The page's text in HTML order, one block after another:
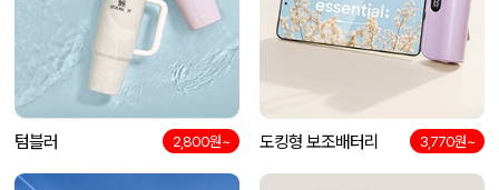
텀블러 2,800원~ 도킹형 보조배터리 3,770원~